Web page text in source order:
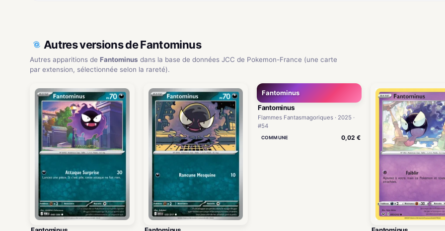
Autres versions de Fantominus
Autres apparitions de Fantominus dans la base de données JCC de Pokemon-France (une carte
par extension, sélectionnée selon la rareté).
Fantominus
Fantominus
Flammes Fantasmagoriques · 2025 ·
#54
COMMUNE 0,02 €